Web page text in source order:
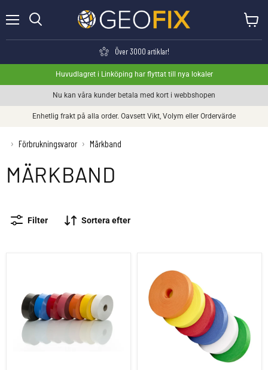
Över 3000 artiklar!
Huvudlagret i Linköping har flyttat till nya lokaler
Nu kan våra kunder betala med kort i webbshopen
Enhetlig frakt på alla order. Oavsett Vikt, Volym eller Ordervärde
› Förbrukningsvaror › Märkband
MÄRKBAND
Filter Sortera efter